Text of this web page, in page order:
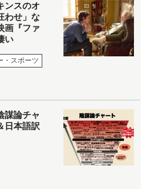
ンスのオ
わせ」な
画『ファ
い
・スポーツ
謀論チャ
日本語訳